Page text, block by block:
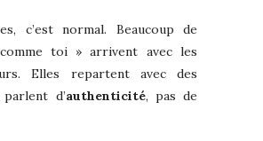
c’est normal. Beaucoup de
toi » arrivent avec les
Elles repartent avec des
d’authenticité, pas de